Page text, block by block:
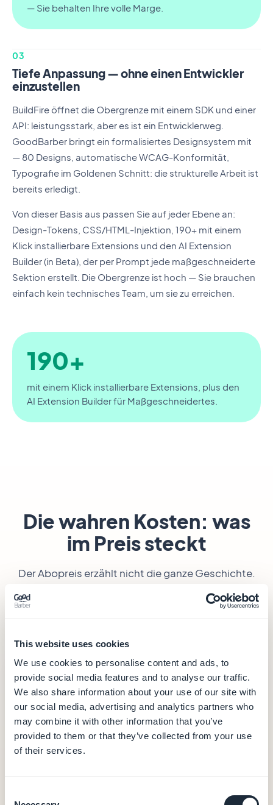
This website uses cookies
We use cookies to personalise content and ads, to
provide social media features and to analyse our traffic.
We also share information about your use of our site with
our social media, advertising and analytics partners who
may combine it with other information that you’ve
provided to them or that they’ve collected from your use
of their services.
— Sie behalten Ihre volle Marge.
03
Tiefe Anpassung — ohne einen Entwickler
einzustellen
BuildFire öffnet die Obergrenze mit einem SDK und einer
API: leistungsstark, aber es ist ein Entwicklerweg.
GoodBarber bringt ein formalisiertes Designsystem mit
— 80 Designs, automatische WCAG-Konformität,
Typografie im Goldenen Schnitt: die strukturelle Arbeit ist
bereits erledigt.
Von dieser Basis aus passen Sie auf jeder Ebene an:
Design-Tokens, CSS/HTML-Injektion, 190+ mit einem
Klick installierbare Extensions und den AI Extension
Builder (in Beta), der per Prompt jede maßgeschneiderte
Sektion erstellt. Die Obergrenze ist hoch — Sie brauchen
einfach kein technisches Team, um sie zu erreichen.
190+
mit einem Klick installierbare Extensions, plus den
AI Extension Builder für Maßgeschneidertes.
Die wahren Kosten: was
im Preis steckt
Der Abopreis erzählt nicht die ganze Geschichte.
Worauf es ankommt, ist das, was Sie dafür
bekommen — und was Sie durch das Aufsteigen in
GoodBarber— ab 30 €/Monat
30 €/Monat (jährliche Abrechnung)
Hosting und Datenbank (Daten in Europa)
CMS und redaktionelles Back-Office